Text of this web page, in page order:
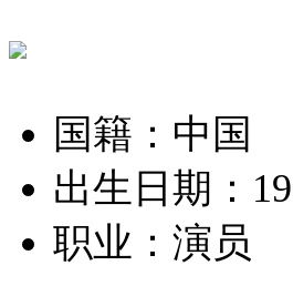
国籍：中国
出生日期：
职业：演员